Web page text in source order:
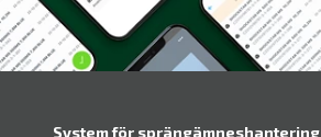
System för sprängämneshantering